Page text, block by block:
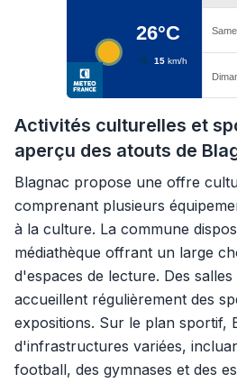
Activités culturelles et
aperçu des atouts de
Blagnac propose une offre
comprenant plusieurs
à la culture. La commune
médiathèque offrant un large
d'espaces de lecture. Des
accueillent régulièrement des
expositions. Sur le plan sportif,
d'infrastructures variées,
football, des gymnases et des